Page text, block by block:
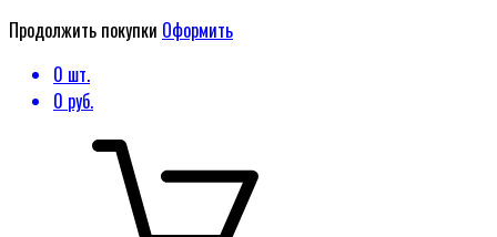
Продолжить покупки Оформить
0 шт.
0 руб.